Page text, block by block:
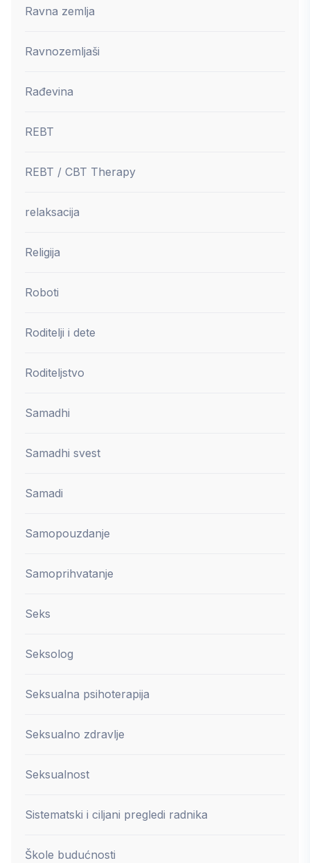
Ravna zemlja
Ravnozemljaši
Rađevina
REBT
REBT / CBT Therapy
relaksacija
Religija
Roboti
Roditelji i dete
Roditeljstvo
Samadhi
Samadhi svest
Samadi
Samopouzdanje
Samoprihvatanje
Seks
Seksolog
Seksualna psihoterapija
Seksualno zdravlje
Seksualnost
Sistematski i ciljani pregledi radnika
Škole budućnosti